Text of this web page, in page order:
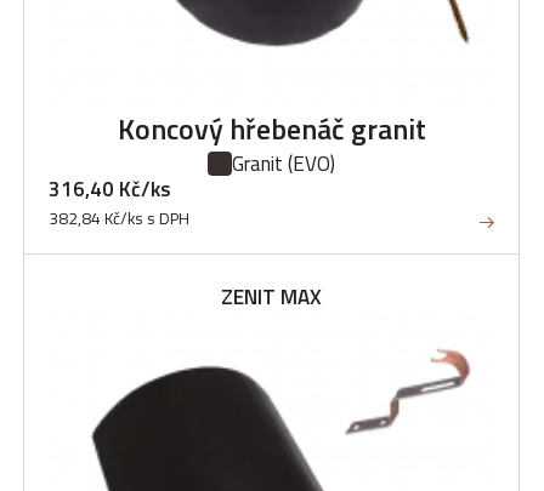
Koncový hřebenáč granit
Granit(EVO)
316,40 Kč/ks
382,84 Kč/ks s DPH
ZENIT MAX